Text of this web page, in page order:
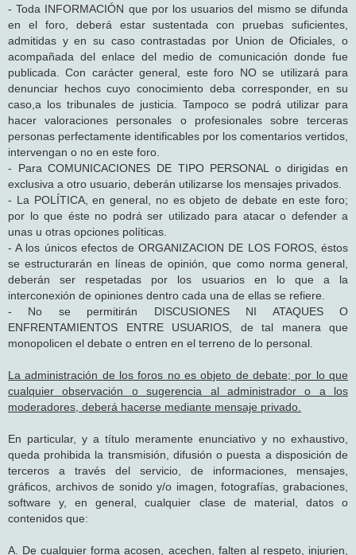
- Toda INFORMACIÓN que por los usuarios del mismo se difunda
en el foro, deberá estar sustentada con pruebas suficientes,
admitidas y en su caso contrastadas por Union de Oficiales, o
acompañada del enlace del medio de comunicación donde fue
publicada. Con carácter general, este foro NO se utilizará para
denunciar hechos cuyo conocimiento deba corresponder, en su
caso,a los tribunales de justicia. Tampoco se podrá utilizar para
hacer valoraciones personales o profesionales sobre terceras
personas perfectamente identificables por los comentarios vertidos,
intervengan o no en este foro.
- Para COMUNICACIONES DE TIPO PERSONAL o dirigidas en
exclusiva a otro usuario, deberán utilizarse los mensajes privados.
- La POLÍTICA, en general, no es objeto de debate en este foro;
por lo que éste no podrá ser utilizado para atacar o defender a
unas u otras opciones políticas.
- A los únicos efectos de ORGANIZACION DE LOS FOROS, éstos
se estructurarán en líneas de opinión, que como norma general,
deberán ser respetadas por los usuarios en lo que a la
interconexión de opiniones dentro cada una de ellas se refiere.
- No se permitirán DISCUSIONES NI ATAQUES O
ENFRENTAMIENTOS ENTRE USUARIOS, de tal manera que
monopolicen el debate o entren en el terreno de lo personal.
La administración de los foros no es objeto de debate; por lo que
cualquier observación o sugerencia al administrador o a los
moderadores, deberá hacerse mediante mensaje privado.
En particular, y a título meramente enunciativo y no exhaustivo,
queda prohibida la transmisión, difusión o puesta a disposición de
terceros a través del servicio, de informaciones, mensajes,
gráficos, archivos de sonido y/o imagen, fotografías, grabaciones,
software y, en general, cualquier clase de material, datos o
contenidos que:
A. De cualquier forma acosen, acechen, falten al respeto, injurien,